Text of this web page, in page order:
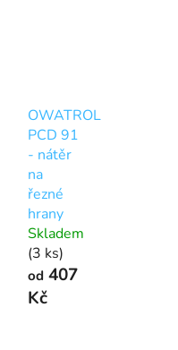
OWATROL
PCD 91
- nátěr
na
řezné
hrany
Skladem
(3 ks)
od407
Kč